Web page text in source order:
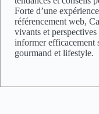
Forte d’une
référencement web,
vivants et
informer efficacement
gourmand et lifestyle.